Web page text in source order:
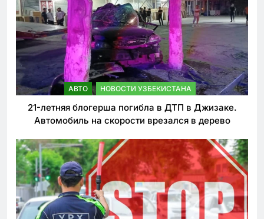
АВТО НОВОСТИ УЗБЕКИСТАНА
21-летняя блогерша погибла в ДТП в Джизаке.
Автомобиль на скорости врезался в дерево